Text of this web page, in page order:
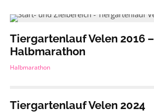
Tiergartenlauf Velen 2016 –
Halbmarathon
Halbmarathon
Tiergartenlauf Velen 2024